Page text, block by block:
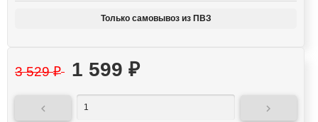
Только самовывоз из ПВЗ
3 529₽ 1 599 ₽
 